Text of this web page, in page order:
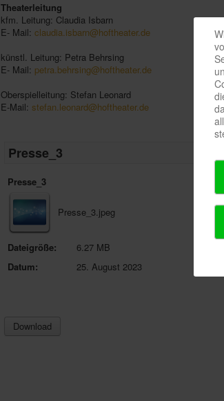
Theaterleitung
kfm. Leitung: Claudia Isbarn
E- Mail: claudia.isbarn@hoftheater.de
künstl. Leitung: Petra Behrsing
E- Mail: petra.behrsing@hoftheater.de
Oberspielleitung: Stefan Leonard
E-Mail: stefan.leonard@hoftheater.de
Presse_3
Presse_3
Presse_3.jpeg
Dateigröße:
6.27 MB
Datum:
25. August 2023